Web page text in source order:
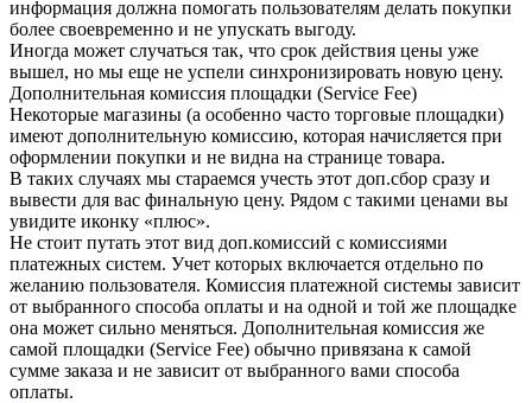
информация должна помогать пользователям делать покупки
более своевременно и не упускать выгоду.
Иногда может случаться так, что срок действия цены уже
вышел, но мы еще не успели синхронизировать новую цену.
Дополнительная комиссия площадки (Service Fee)
Некоторые магазины (а особенно часто торговые площадки)
имеют дополнительную комиссию, которая начисляется при
оформлении покупки и не видна на странице товара.
В таких случаях мы стараемся учесть этот доп.сбор сразу и
вывести для вас финальную цену. Рядом с такими ценами вы
увидите иконку «плюс».
Не стоит путать этот вид доп.комиссий с комиссиями
платежных систем. Учет которых включается отдельно по
желанию пользователя. Комиссия платежной системы зависит
от выбранного способа оплаты и на одной и той же площадке
она может сильно меняться. Дополнительная комиссия же
самой площадки (Service Fee) обычно привязана к самой
сумме заказа и не зависит от выбранного вами способа
оплаты.